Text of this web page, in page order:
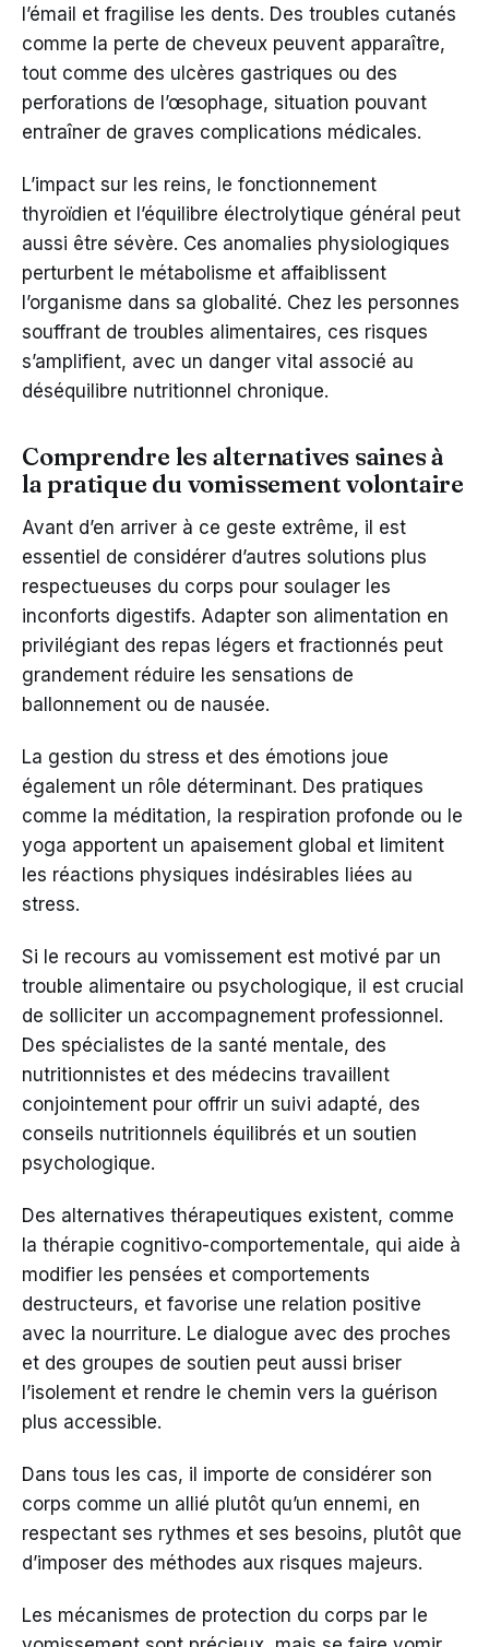
l’émail et fragilise les dents. Des troubles cutanés
comme la perte de cheveux peuvent apparaître,
tout comme des ulcères gastriques ou des
perforations de l’œsophage, situation pouvant
entraîner de graves complications médicales.
L’impact sur les reins, le fonctionnement
thyroïdien et l’équilibre électrolytique général peut
aussi être sévère. Ces anomalies physiologiques
perturbent le métabolisme et affaiblissent
l’organisme dans sa globalité. Chez les personnes
souffrant de troubles alimentaires, ces risques
s’amplifient, avec un danger vital associé au
déséquilibre nutritionnel chronique.
Comprendre les alternatives saines à
la pratique du vomissement volontaire
Avant d’en arriver à ce geste extrême, il est
essentiel de considérer d’autres solutions plus
respectueuses du corps pour soulager les
inconforts digestifs. Adapter son alimentation en
privilégiant des repas légers et fractionnés peut
grandement réduire les sensations de
ballonnement ou de nausée.
La gestion du stress et des émotions joue
également un rôle déterminant. Des pratiques
comme la méditation, la respiration profonde ou le
yoga apportent un apaisement global et limitent
les réactions physiques indésirables liées au
stress.
Si le recours au vomissement est motivé par un
trouble alimentaire ou psychologique, il est crucial
de solliciter un accompagnement professionnel.
Des spécialistes de la santé mentale, des
nutritionnistes et des médecins travaillent
conjointement pour offrir un suivi adapté, des
conseils nutritionnels équilibrés et un soutien
psychologique.
Des alternatives thérapeutiques existent, comme
la thérapie cognitivo-comportementale, qui aide à
modifier les pensées et comportements
destructeurs, et favorise une relation positive
avec la nourriture. Le dialogue avec des proches
et des groupes de soutien peut aussi briser
l’isolement et rendre le chemin vers la guérison
plus accessible.
Dans tous les cas, il importe de considérer son
corps comme un allié plutôt qu’un ennemi, en
respectant ses rythmes et ses besoins, plutôt que
d’imposer des méthodes aux risques majeurs.
Les mécanismes de protection du corps par le